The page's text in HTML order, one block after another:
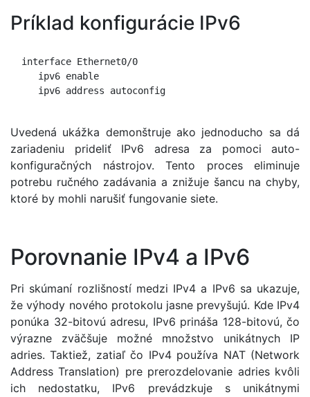
Príklad konfigurácie IPv6
  interface Ethernet0/0
     ipv6 enable
     ipv6 address autoconfig
Uvedená ukážka demonštruje ako jednoducho sa dá
zariadeniu prideliť IPv6 adresa za pomoci auto-
konfiguračných nástrojov. Tento proces eliminuje
potrebu ručného zadávania a znižuje šancu na chyby,
ktoré by mohli narušiť fungovanie siete.
Porovnanie IPv4 a IPv6
Pri skúmaní rozlišností medzi IPv4 a IPv6 sa ukazuje,
že výhody nového protokolu jasne prevyšujú. Kde IPv4
ponúka 32-bitovú adresu, IPv6 prináša 128-bitovú, čo
výrazne zväčšuje možné množstvo unikátnych IP
adries. Taktiež, zatiaľ čo IPv4 používa NAT (Network
Address Translation) pre prerozdelovanie adries kvôli
ich nedostatku, IPv6 prevádzkuje s unikátnymi